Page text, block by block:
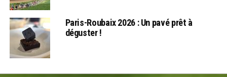
Paris-Roubaix 2026 : Un pavé prêt à
déguster !